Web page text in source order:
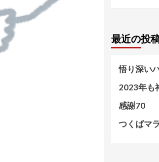
最近の投
悟り深い
2023年も
感謝70
つくばマ